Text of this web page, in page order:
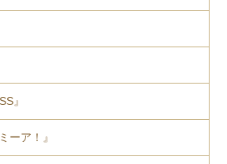
』
ーア！』